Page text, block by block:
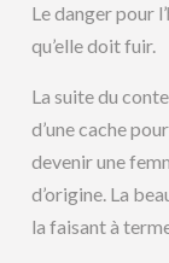
Le danger pour
qu’elle doit fuir.
La suite du
d’une cache
devenir une
d’origine. La
la faisant à